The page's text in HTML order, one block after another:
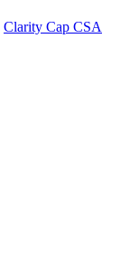
Clarity Cap CSA